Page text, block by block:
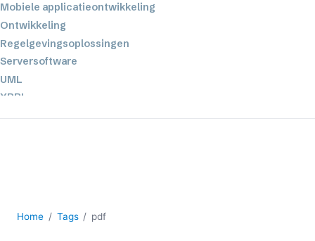
Mobiele applicatieontwikkeling
Ontwikkeling
Regelgevingsoplossingen
Serversoftware
UML
XBRL
XML
2025
Home Tags pdf